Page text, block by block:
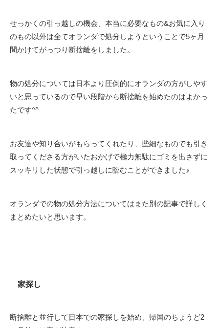
せっかくの引っ越しの機会、本当に必要なもの&お気に入り
のもの以外は全てオランダで処分しようということで5ヶ月
間かけてがっつり断捨離をしました。
物の処分については日本より圧倒的にオランダの方がしやす
いと思っているので早い段階から断捨離を始めたのはよかっ
たです^^
お友達や知り合いがもらってくれたり、些細なものでも引き
取ってくださる方がいたおかげで極力無駄にゴミを出さずに
スッキリした状態で引っ越しに臨むことができました♪
オランダでの物の処分方法についてはまた別の記事で詳しく
まとめたいと思います。
家探し
断捨離と並行して日本での家探しを始め、帰国のちょうど2